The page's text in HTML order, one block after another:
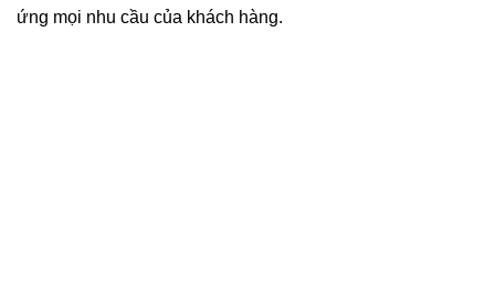
ứng mọi nhu cầu của khách hàng.